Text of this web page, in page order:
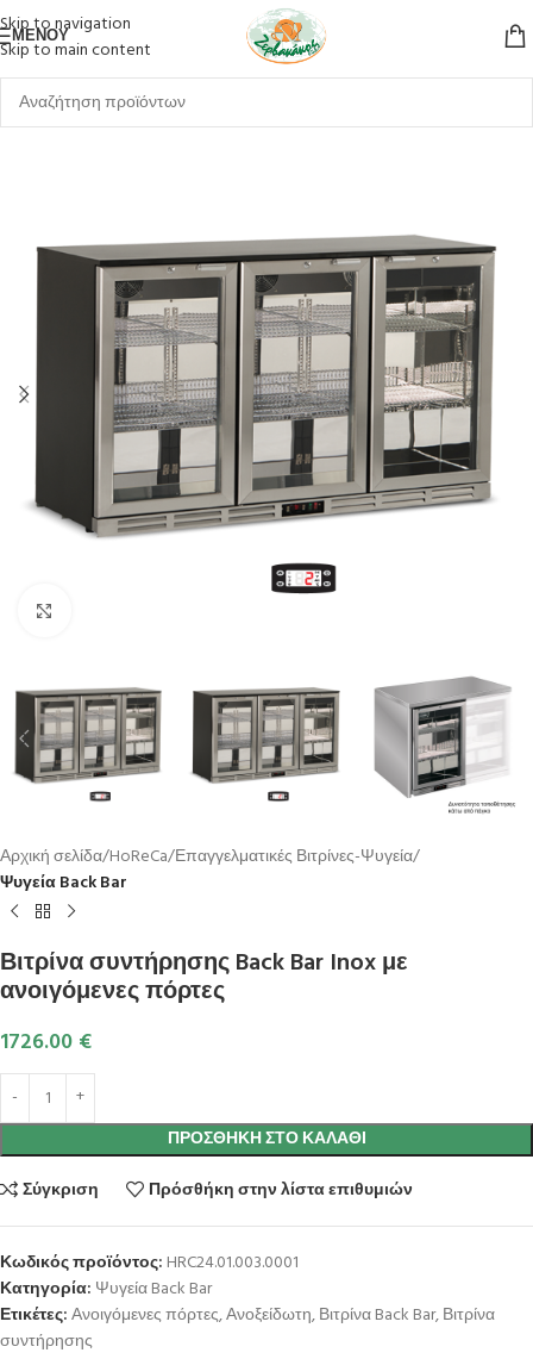
Skip to navigation
Skip to main content
ΜΕΝΟΎ
Αρχική σελίδα HoReCa Επαγγελματικές Βιτρίνες-Ψυγεία
Ψυγεία Back Bar
Βιτρίνα συντήρησης Back Bar Inox με
ανοιγόμενες πόρτες
1726.00 €
ΠΡΟΣΘΉΚΗ ΣΤΟ ΚΑΛΆΘΙ
Σύγκριση
Πρόσθήκη στην λίστα επιθυμιών
Κωδικός προϊόντος: HRC24.01.003.0001
Κατηγορία: Ψυγεία Back Bar
Ετικέτες:Ανοιγόμενες πόρτες,Ανοξείδωτη,Βιτρίνα Back Bar,Βιτρίνα
συντήρησης